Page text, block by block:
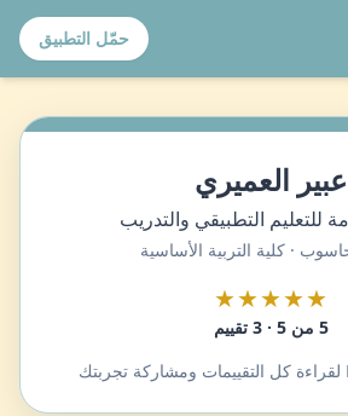
حمّل التطبيق
عبير العميري
للتعليم التطبيقي والتدريب
· كلية التربية الأساسية
★★★★★
5 من 5 · 3 تقييم